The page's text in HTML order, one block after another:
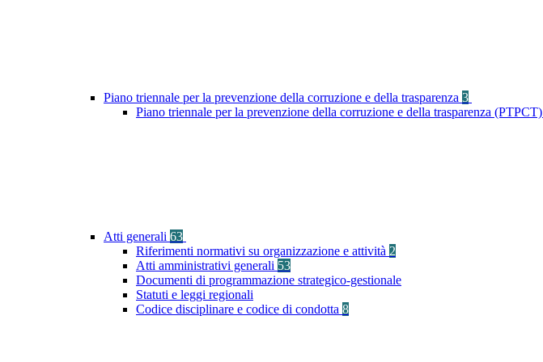
Piano triennale per la prevenzione della corruzione e della trasparenza 3
Piano triennale per la prevenzione della corruzione e della trasparenza (PTPCT)
Atti generali 63
Riferimenti normativi su organizzazione e attività 2
Atti amministrativi generali 53
Documenti di programmazione strategico-gestionale
Statuti e leggi regionali
Codice disciplinare e codice di condotta 8